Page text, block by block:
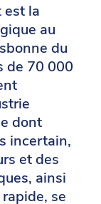
est la
au
du
de 70 000
dont
incertain,
etdes
ainsi
rapide, se